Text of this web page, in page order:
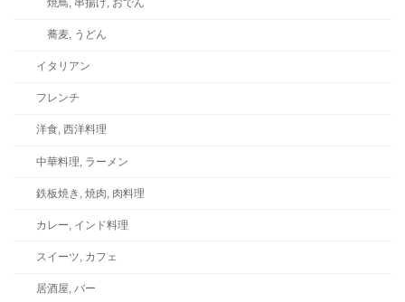
焼鳥, 串揚げ, おでん
蕎麦, うどん
イタリアン
フレンチ
洋食, 西洋料理
中華料理, ラーメン
鉄板焼き, 焼肉, 肉料理
カレー, インド料理
スイーツ, カフェ
居酒屋, バー